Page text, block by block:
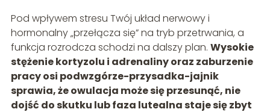
Pod wpływem stresu Twój układ nerwowy i
hormonalny „przełącza się” na tryb przetrwania, a
funkcja rozrodcza schodzi na dalszy plan. Wysokie
stężenie kortyzolu i adrenaliny oraz zaburzenie
pracy osi podwzgórze-przysadka-jajnik
sprawia, że owulacja może się przesunąć, nie
dojść do skutku lub faza lutealna staje się zbyt